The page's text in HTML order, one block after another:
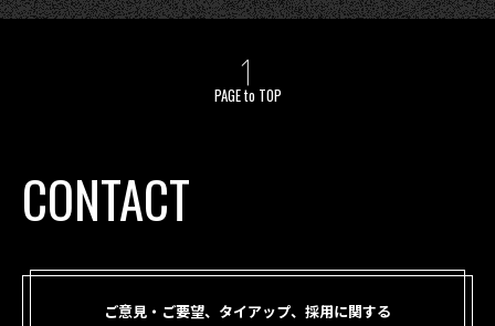
PAGE to TOP
CONTACT
ご意見・ご要望、タイアップ、採用に関する